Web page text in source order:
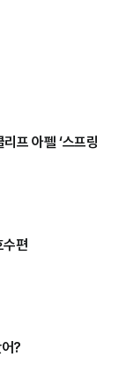
프 아펠 ‘스프링
수편
?